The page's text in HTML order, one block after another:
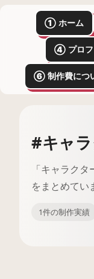
① ホーム
④ プロフ
⑥ 制作費につ
#キャ
「キャラク
をまとめてい
1件の制作実績